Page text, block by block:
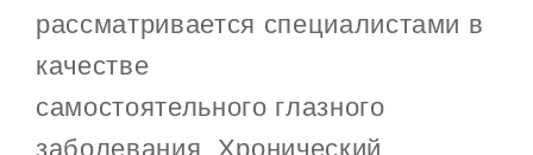
рассматривается специалистами в
качестве
самостоятельного глазного
заболевания. Хронический